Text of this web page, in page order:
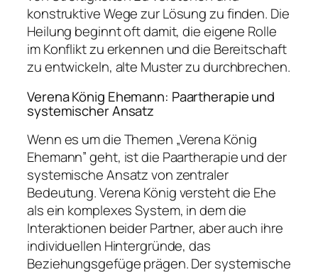
konstruktive Wege zur Lösung zu finden. Die
Heilung beginnt oft damit, die eigene Rolle
im Konflikt zu erkennen und die Bereitschaft
zu entwickeln, alte Muster zu durchbrechen.
Verena König Ehemann: Paartherapie und
systemischer Ansatz
Wenn es um die Themen „Verena König
Ehemann” geht, ist die Paartherapie und der
systemische Ansatz von zentraler
Bedeutung. Verena König versteht die Ehe
als ein komplexes System, in dem die
Interaktionen beider Partner, aber auch ihre
individuellen Hintergründe, das
Beziehungsgefüge prägen. Der systemische